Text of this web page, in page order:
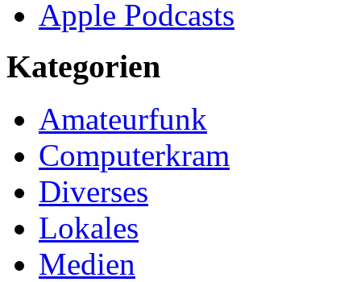
Apple Podcasts
Kategorien
Amateurfunk
Computerkram
Diverses
Lokales
Medien